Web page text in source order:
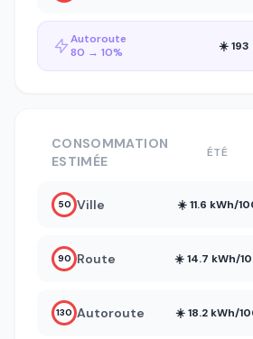
Autoroute
80 → 10%
☀️ 193
CONSOMMATION
ESTIMÉE
ÉTÉ
50 Ville ☀️ 11.6 kWh/
90 Route ☀️ 14.7 kWh/
130 Autoroute ☀️ 18.2 kWh/